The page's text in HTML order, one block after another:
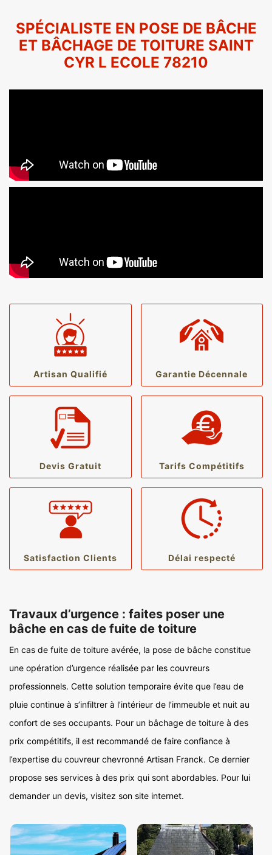
SPÉCIALISTE EN POSE DE BÂCHE
ET BÂCHAGE DE TOITURE SAINT
CYR L ECOLE 78210
Artisan Qualifié Garantie Décennale
Devis Gratuit Tarifs Compétitifs
Satisfaction Clients Délai respecté
Travaux d’urgence : faites poser une
bâche en cas de fuite de toiture
En cas de fuite de toiture avérée, la pose de bâche constitue
une opération d’urgence réalisée par les couvreurs
professionnels. Cette solution temporaire évite que l’eau de
pluie continue à s’infiltrer à l’intérieur de l’immeuble et nuit au
confort de ses occupants. Pour un bâchage de toiture à des
prix compétitifs, il est recommandé de faire confiance à
l’expertise du couvreur chevronné Artisan Franck. Ce dernier
propose ses services à des prix qui sont abordables. Pour lui
demander un devis, visitez son site internet.